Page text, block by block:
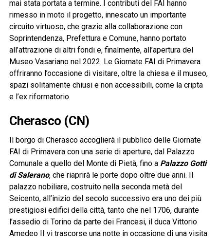
mai stata portata a termine. I contributi del FAI hanno
rimesso in moto il progetto, innescato un importante
circuito virtuoso, che grazie alla collaborazione con
Soprintendenza, Prefettura e Comune, hanno portato
all’attrazione di altri fondi e, finalmente, all’apertura del
Museo Vasariano nel 2022. Le Giornate FAI di Primavera
offriranno l’occasione di visitare, oltre la chiesa e il museo,
spazi solitamente chiusi e non accessibili, come la cripta
e l’ex riformatorio.
Cherasco (CN)
Il borgo di Cherasco accoglierà il pubblico delle Giornate
FAI di Primavera con una serie di aperture, dal Palazzo
Comunale a quello del Monte di Pietà, fino a Palazzo Gotti
di Salerano, che riaprirà le porte dopo oltre due anni. Il
palazzo nobiliare, costruito nella seconda metà del
Seicento, all’inizio del secolo successivo era uno dei più
prestigiosi edifici della città, tanto che nel 1706, durante
l’assedio di Torino da parte dei Francesi, il duca Vittorio
Amedeo II vi trascorse una notte in occasione di una visita